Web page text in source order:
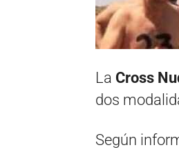
La Cross
dos
Según